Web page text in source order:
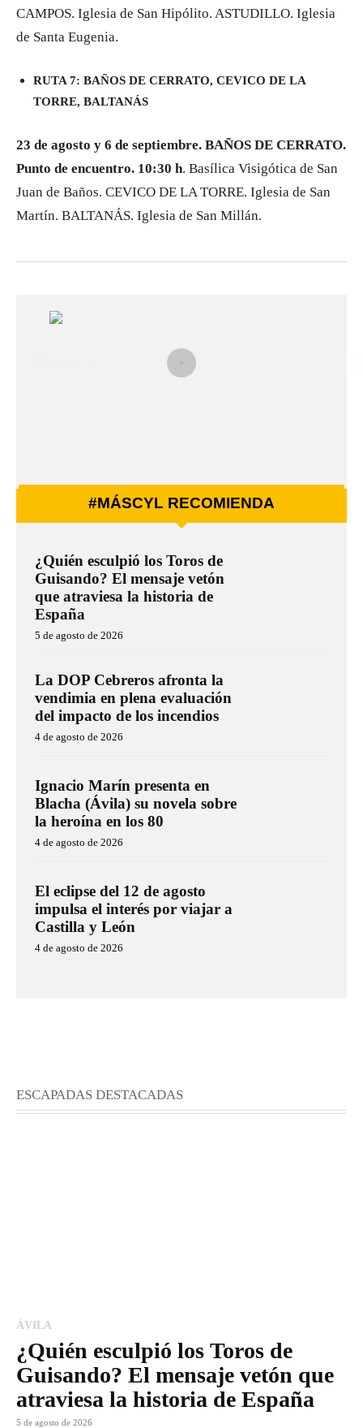
CAMPOS. Iglesia de San Hipólito. ASTUDILLO. Iglesia
de Santa Eugenia.
RUTA 7: BAÑOS DE CERRATO, CEVICO DE LA
TORRE, BALTANÁS
23 de agosto y 6 de septiembre. BAÑOS DE CERRATO.
Punto de encuentro. 10:30 h. Basílica Visigótica de San
Juan de Baños. CEVICO DE LA TORRE. Iglesia de San
Martín. BALTANÁS. Iglesia de San Millán.
#MÁSCYL RECOMIENDA
¿Quién esculpió los Toros de
Guisando? El mensaje vetón
que atraviesa la historia de
España
5 de agosto de 2026
La DOP Cebreros afronta la
vendimia en plena evaluación
del impacto de los incendios
4 de agosto de 2026
Ignacio Marín presenta en
Blacha (Ávila) su novela sobre
la heroína en los 80
4 de agosto de 2026
El eclipse del 12 de agosto
impulsa el interés por viajar a
Castilla y León
4 de agosto de 2026
ESCAPADAS DESTACADAS
ÁVILA
¿Quién esculpió los Toros de
Guisando? El mensaje vetón que
atraviesa la historia de España
5 de agosto de 2026